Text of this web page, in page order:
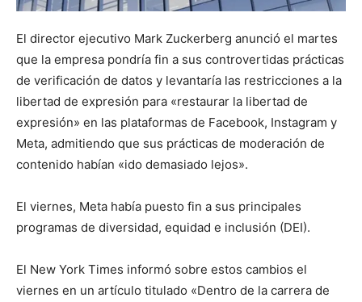
El director ejecutivo Mark Zuckerberg anunció el martes
que la empresa pondría fin a sus controvertidas prácticas
de verificación de datos y levantaría las restricciones a la
libertad de expresión para «restaurar la libertad de
expresión» en las plataformas de Facebook, Instagram y
Meta, admitiendo que sus prácticas de moderación de
contenido habían «ido demasiado lejos».
El viernes, Meta había puesto fin a sus principales
programas de diversidad, equidad e inclusión (DEI).
El New York Times informó sobre estos cambios el
viernes en un artículo titulado «Dentro de la carrera de